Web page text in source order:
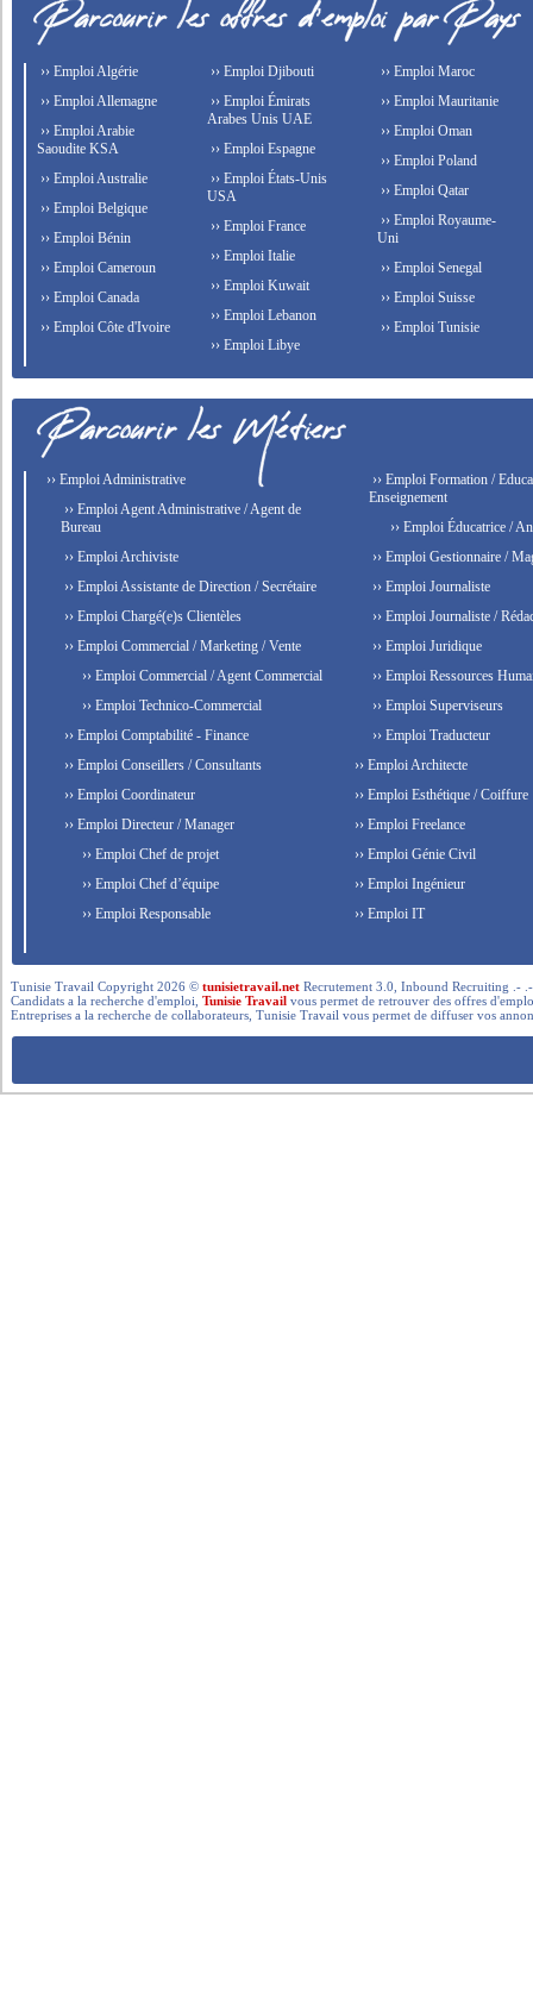
›› Emploi Algérie
›› Emploi Allemagne
›› Emploi Arabie
Saoudite KSA
›› Emploi Australie
›› Emploi Belgique
›› Emploi Bénin
›› Emploi Cameroun
›› Emploi Canada
›› Emploi Côte d'Ivoire
›› Emploi Djibouti
›› Emploi Émirats
Arabes Unis UAE
›› Emploi Espagne
›› Emploi États-Unis
USA
›› Emploi France
›› Emploi Italie
›› Emploi Kuwait
›› Emploi Lebanon
›› Emploi Libye
›› Emploi Maroc
›› Emploi Mauritanie
›› Emploi Oman
›› Emploi Poland
›› Emploi Qatar
›› Emploi Royaume-
Uni
›› Emploi Senegal
›› Emploi Suisse
›› Emploi Tunisie
›› Emploi Administrative
›› Emploi Agent Administrative / Agent de
Bureau
›› Emploi Archiviste
›› Emploi Assistante de Direction / Secrétaire
›› Emploi Chargé(e)s Clientèles
›› Emploi Commercial / Marketing / Vente
›› Emploi Commercial / Agent Commercial
›› Emploi Technico-Commercial
›› Emploi Comptabilité - Finance
›› Emploi Conseillers / Consultants
›› Emploi Coordinateur
›› Emploi Directeur / Manager
›› Emploi Chef de projet
›› Emploi Chef d’équipe
›› Emploi Responsable
›› Emploi Formation /
Enseignement
›› Emploi Éducatrice /
›› Emploi Gestionnaire /
›› Emploi Journaliste
›› Emploi Journaliste /
›› Emploi Juridique
›› Emploi Ressources
›› Emploi Superviseurs
›› Emploi Traducteur
›› Emploi Architecte
›› Emploi Esthétique / Coiffure
›› Emploi Freelance
›› Emploi Génie Civil
›› Emploi Ingénieur
›› Emploi IT
Tunisie Travail Copyright 2026 ©tunisietravail.net Recrutement 3.0, Inbound Recruiting .-
Candidats a la recherche d'emploi,Tunisie Travail vous permet de retrouver des offres
Entreprises a la recherche de collaborateurs, Tunisie Travail vous permet de diffuser vos